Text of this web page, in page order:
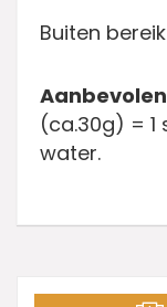
Buiten
(ca.30g) =
water.